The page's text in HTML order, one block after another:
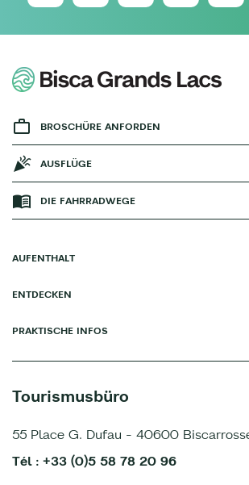
BROSCHÜRE ANFORDEN
AUSFLÜGE
DIE FAHRRADWEGE
AUFENTHALT
ENTDECKEN
PRAKTISCHE INFOS
Tourismusbüro
55 Place G. Dufau - 40600
Tél : +33 (0)5 58 78 20 96